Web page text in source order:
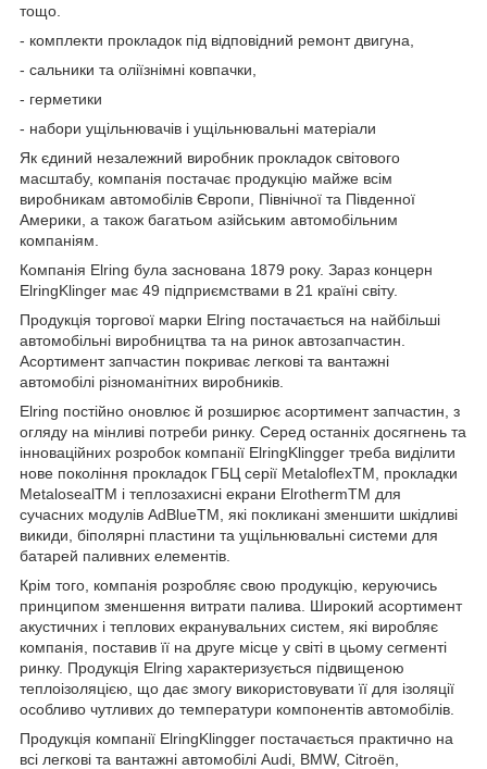
тощо.
- комплекти прокладок під відповідний ремонт двигуна,
- сальники та оліїзнімні ковпачки,
- герметики
- набори ущільнювачів і ущільнювальні матеріали
Як єдиний незалежний виробник прокладок світового
масштабу, компанія постачає продукцію майже всім
виробникам автомобілів Європи, Північної та Південної
Америки, а також багатьом азійським автомобільним
компаніям.
Компанія Elring була заснована 1879 року. Зараз концерн
ElringKlinger має 49 підприємствами в 21 країні світу.
Продукція торгової марки Elring постачається на найбільші
автомобільні виробництва та на ринок автозапчастин.
Асортимент запчастин покриває легкові та вантажні
автомобілі різноманітних виробників.
Elring постійно оновлює й розширює асортимент запчастин, з
огляду на мінливі потреби ринку. Серед останніх досягнень та
інноваційних розробок компанії ElringKlingger треба виділити
нове покоління прокладок ГБЦ серії MetaloflexTM, прокладки
MetalosealTM і теплозахисні екрани ElrothermTM для
сучасних модулів AdBlueTM, які покликані зменшити шкідливі
викиди, біполярні пластини та ущільнювальні системи для
батарей паливних елементів.
Крім того, компанія розробляє свою продукцію, керуючись
принципом зменшення витрати палива. Широкий асортимент
акустичних і теплових екранувальних систем, які виробляє
компанія, поставив її на друге місце у світі в цьому сегменті
ринку. Продукція Elring характеризується підвищеною
теплоізоляцією, що дає змогу використовувати її для ізоляції
особливо чутливих до температури компонентів автомобілів.
Продукція компанії ElringKlingger постачається практично на
всі легкові та вантажні автомобілі Audi, BMW, Citroën,